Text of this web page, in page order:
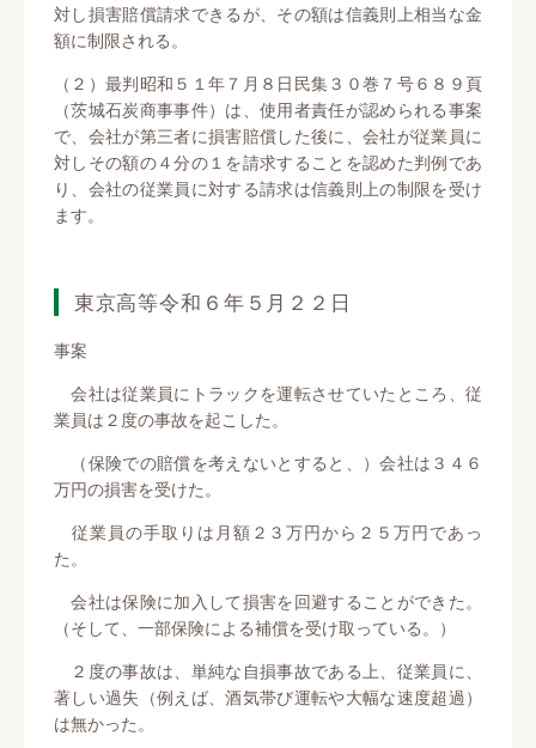
対し損害賠償請求できるが、その額は信義則上相当な金
額に制限される。
（２）最判昭和５１年７月８日民集３０巻７号６８９頁
（茨城石炭商事事件）は、使用者責任が認められる事案
で、会社が第三者に損害賠償した後に、会社が従業員に
対しその額の４分の１を請求することを認めた判例であ
り、会社の従業員に対する請求は信義則上の制限を受け
ます。
東京高等令和６年５月２２日
事案
会社は従業員にトラックを運転させていたところ、従
業員は２度の事故を起こした。
（保険での賠償を考えないとすると、）会社は３４６
万円の損害を受けた。
従業員の手取りは月額２３万円から２５万円であっ
た。
会社は保険に加入して損害を回避することができた。
（そして、一部保険による補償を受け取っている。）
２度の事故は、単純な自損事故である上、従業員に、
著しい過失（例えば、酒気帯び運転や大幅な速度超過）
は無かった。